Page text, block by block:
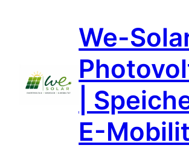
We-
|
E-